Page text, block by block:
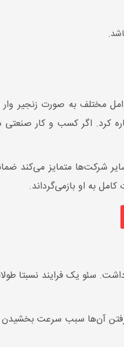
کرد. اگر کسب و کار صنعتی
سایر شرکت‌ها متمایز می‌کند
به او بازمی‌گرداند.
سئو یک فرایند نسبتا
آن‌ها سبب سرعت